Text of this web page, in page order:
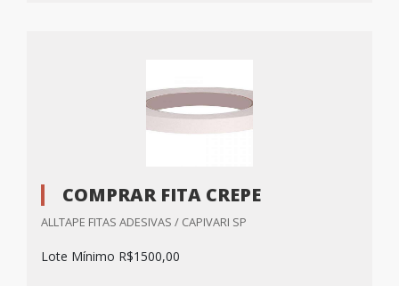
COMPRAR FITA CREPE
ALLTAPE FITAS ADESIVAS / CAPIVARI SP
Lote Mínimo R$1500,00